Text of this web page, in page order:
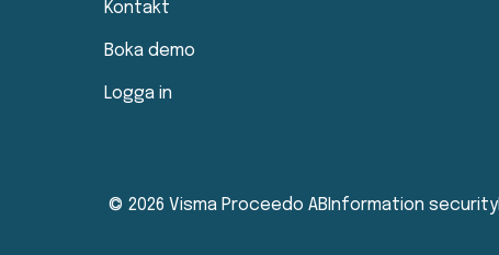
Kontakt
Boka demo
Logga in
© 2026 Visma Proceedo AB Information security